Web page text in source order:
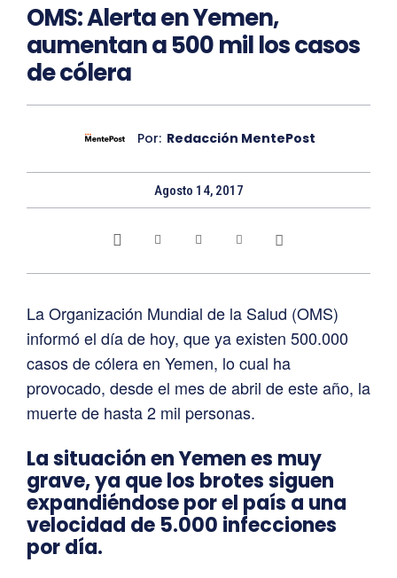
OMS: Alerta en Yemen,
aumentan a 500 mil los casos
de cólera
Por: Redacción MentePost
Agosto 14, 2017
La Organización Mundial de la Salud (OMS)
informó el día de hoy, que ya existen 500.000
casos de cólera en Yemen, lo cual ha
provocado, desde el mes de abril de este año, la
muerte de hasta 2 mil personas.
La situación en Yemen es muy
grave, ya que los brotes siguen
expandiéndose por el país a una
velocidad de 5.000 infecciones
por día.